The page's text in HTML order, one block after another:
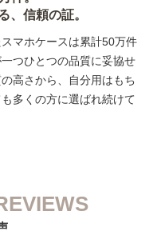
、信頼の証。
マホケースは累計50万件
つひとつの品質に妥協せ
高さから、自分用はもち
多くの方に選ばれ続けて